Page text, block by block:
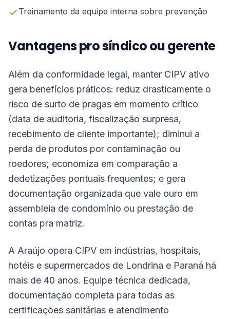
Treinamento da equipe interna sobre prevenção
Vantagens pro síndico ou gerente
Além da conformidade legal, manter CIPV ativo
gera benefícios práticos: reduz drasticamente o
risco de surto de pragas em momento crítico
(data de auditoria, fiscalização surpresa,
recebimento de cliente importante); diminui a
perda de produtos por contaminação ou
roedores; economiza em comparação a
dedetizações pontuais frequentes; e gera
documentação organizada que vale ouro em
assembleia de condomínio ou prestação de
contas pra matriz.
A Araújo opera CIPV em indústrias, hospitais,
hotéis e supermercados de Londrina e Paraná há
mais de 40 anos. Equipe técnica dedicada,
documentação completa para todas as
certificações sanitárias e atendimento